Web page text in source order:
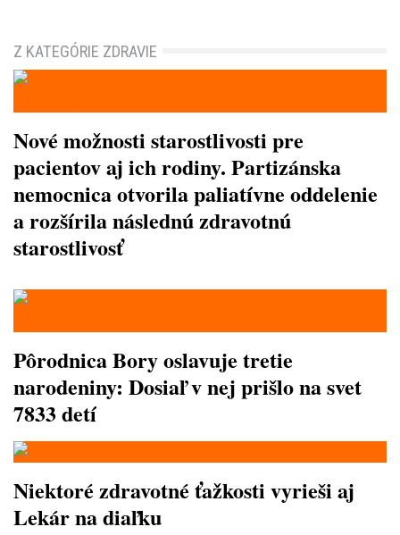
Z KATEGÓRIE ZDRAVIE
Nové možnosti starostlivosti pre
pacientov aj ich rodiny. Partizánska
nemocnica otvorila paliatívne oddelenie
a rozšírila následnú zdravotnú
starostlivosť
Pôrodnica Bory oslavuje tretie
narodeniny: Dosiaľ v nej prišlo na svet
7833 detí
Niektoré zdravotné ťažkosti vyrieši aj
Lekár na diaľku